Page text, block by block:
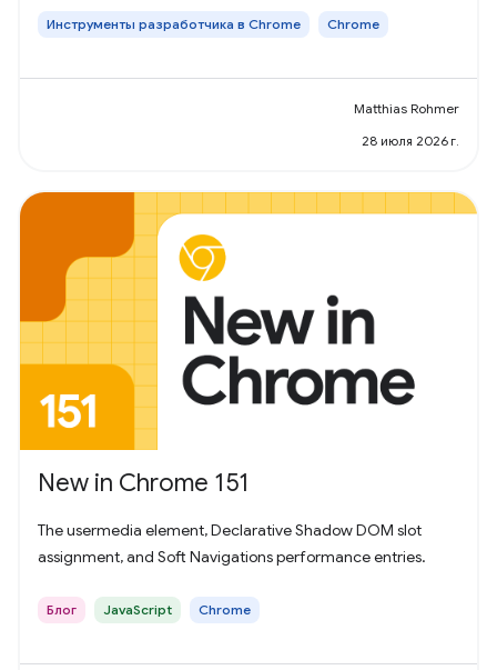
Инструменты разработчика в Chrome Chrome
Matthias Rohmer
28 июля 2026 г.
New in Chrome 151
The usermedia element, Declarative Shadow DOM slot
assignment, and Soft Navigations performance entries.
Блог JavaScript Chrome